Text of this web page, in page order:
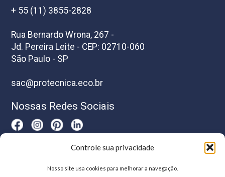
Controle sua privacidade
Nosso site usa cookies para melhorar a navegação.
+ 55 (11) 3855-2828
Rua Bernardo Wrona, 267 -
Jd. Pereira Leite - CEP: 02710-060
São Paulo - SP
sac@protecnica.eco.br
Nossas Redes Sociais